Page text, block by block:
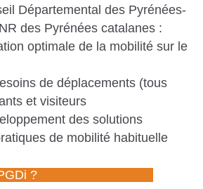
Départemental des Pyrénées-
des Pyrénées catalanes :
optimale de la mobilité sur le
de déplacements (tous
et visiteurs
des solutions
de mobilité habituelle
qu’un PGDi ?